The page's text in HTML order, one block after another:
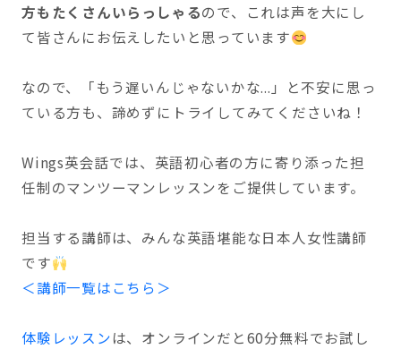
方もたくさんいらっしゃるので、これは声を大にし
て皆さんにお伝えしたいと思っています
なので、「もう遅いんじゃないかな...」と不安に思っ
ている方も、諦めずにトライしてみてくださいね！
Wings英会話では、英語初心者の方に寄り添った担
任制のマンツーマンレッスンをご提供しています。
担当する講師は、みんな英語堪能な日本人女性講師
です
＜講師一覧はこちら＞
体験レッスンは、オンラインだと60分無料でお試し